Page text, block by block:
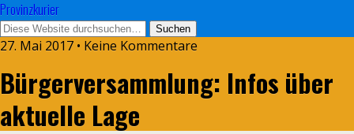
Provinzkurier
27. Mai 2017 • Keine Kommentare
Bürgerversammlung: Infos über
aktuelle Lage